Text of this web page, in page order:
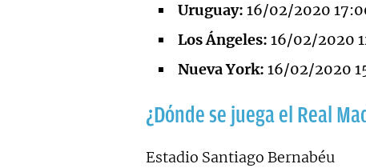
Uruguay: 16/02/2020
Los Ángeles: 16/02/2020
Nueva York: 16/02/2020
¿Dónde se juega el Real
Estadio Santiago Bernabéu